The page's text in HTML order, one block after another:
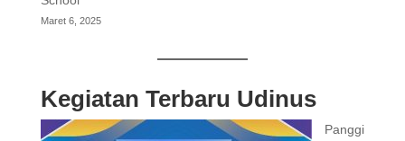
Maret 6, 2025
Kegiatan Terbaru Udinus
Panggi